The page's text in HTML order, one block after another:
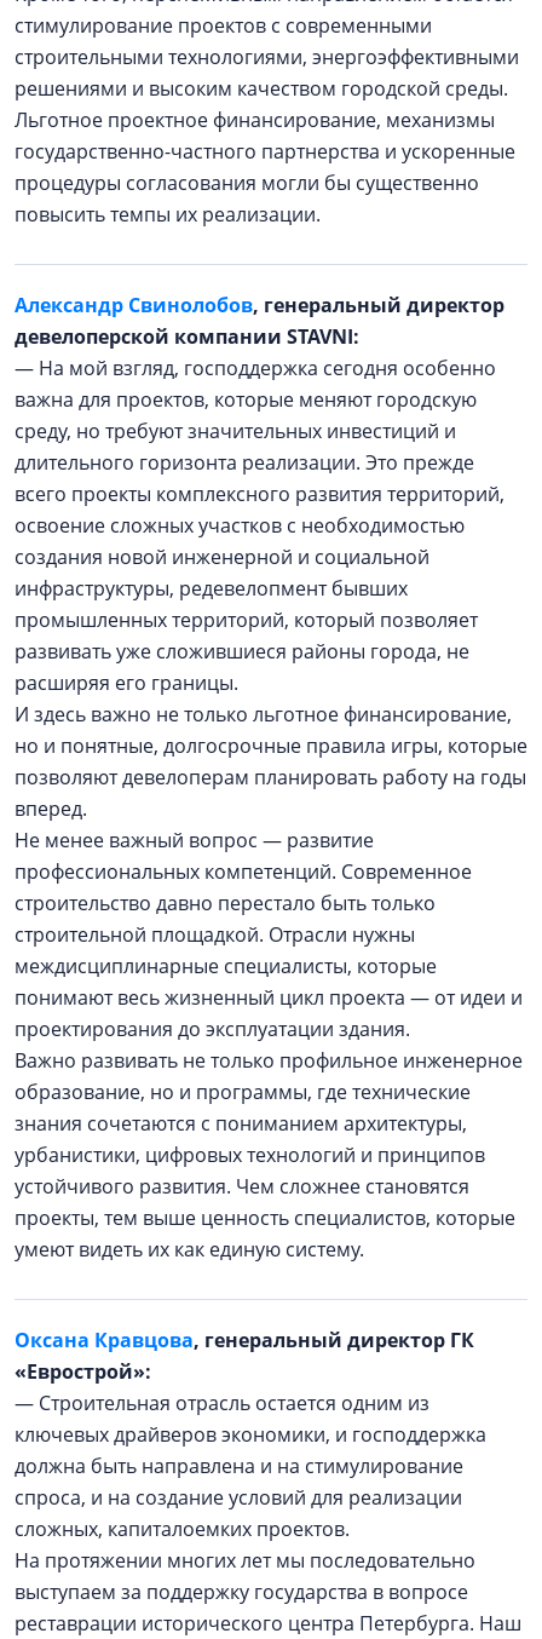
стимулирование проектов с современными
строительными технологиями, энергоэффективными
решениями и высоким качеством городской среды.
Льготное проектное финансирование, механизмы
государственно-частного партнерства и ускоренные
процедуры согласования могли бы существенно
повысить темпы их реализации.
Александр Свинолобов, генеральный директор
девелоперской компании STAVNI:
— На мой взгляд, господдержка сегодня особенно
важна для проектов, которые меняют городскую
среду, но требуют значительных инвестиций и
длительного горизонта реализации. Это прежде
всего проекты комплексного развития территорий,
освоение сложных участков с необходимостью
создания новой инженерной и социальной
инфраструктуры, редевелопмент бывших
промышленных территорий, который позволяет
развивать уже сложившиеся районы города, не
расширяя его границы.
И здесь важно не только льготное финансирование,
но и понятные, долгосрочные правила игры, которые
позволяют девелоперам планировать работу на годы
вперед.
Не менее важный вопрос — развитие
профессиональных компетенций. Современное
строительство давно перестало быть только
строительной площадкой. Отрасли нужны
междисциплинарные специалисты, которые
понимают весь жизненный цикл проекта — от идеи и
проектирования до эксплуатации здания.
Важно развивать не только профильное инженерное
образование, но и программы, где технические
знания сочетаются с пониманием архитектуры,
урбанистики, цифровых технологий и принципов
устойчивого развития. Чем сложнее становятся
проекты, тем выше ценность специалистов, которые
умеют видеть их как единую систему.
Оксана Кравцова, генеральный директор ГК
«Еврострой»:
— Строительная отрасль остается одним из
ключевых драйверов экономики, и господдержка
должна быть направлена и на стимулирование
спроса, и на создание условий для реализации
сложных, капиталоемких проектов.
На протяжении многих лет мы последовательно
выступаем за поддержку государства в вопросе
реставрации исторического центра Петербурга. Наш